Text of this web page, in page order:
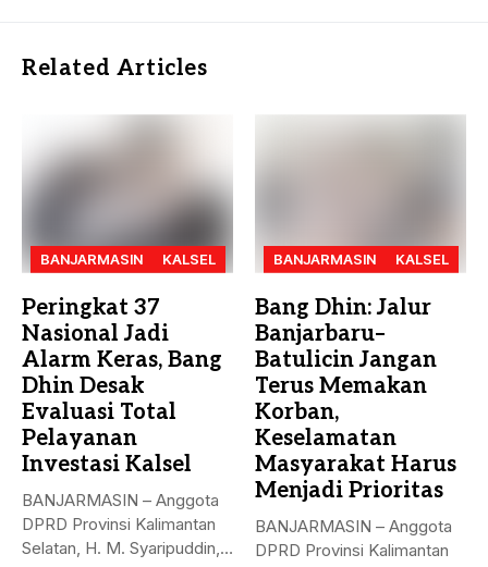
Related Articles
BANJARMASIN KALSEL
Peringkat 37
Nasional Jadi
Alarm Keras, Bang
Dhin Desak
Evaluasi Total
Pelayanan
Investasi Kalsel
BANJARMASIN – Anggota
DPRD Provinsi Kalimantan
Selatan, H. M. Syaripuddin,
BANJARMASIN KALSEL
Bang Dhin: Jalur
Banjarbaru–
Batulicin Jangan
Terus Memakan
Korban,
Keselamatan
Masyarakat Harus
Menjadi Prioritas
BANJARMASIN – Anggota
DPRD Provinsi Kalimantan